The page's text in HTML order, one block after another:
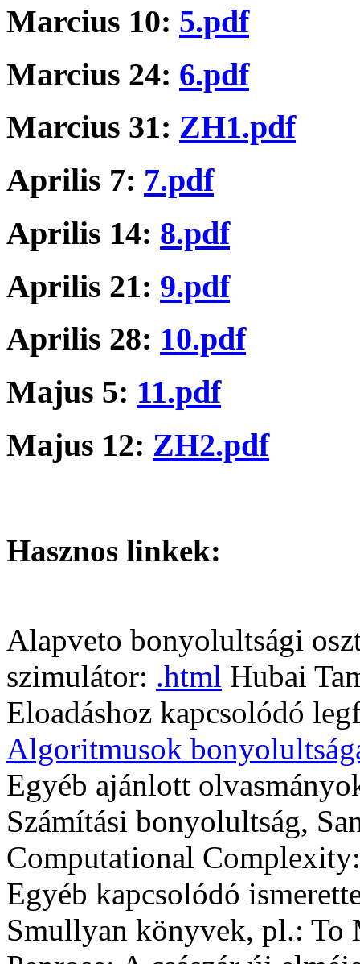
Marcius 10: 5.pdf
Marcius 24: 6.pdf
Marcius 31: ZH1.pdf
Aprilis 7: 7.pdf
Aprilis 14: 8.pdf
Aprilis 21: 9.pdf
Aprilis 28: 10.pdf
Majus 5: 11.pdf
Majus 12: ZH2.pdf
Hasznos linkek:
Alapveto bonyolultsági
szimulátor: .html Hubai
Eloadáshoz kapcsolódó
Algoritmusok
Egyéb ajánlott
Számítási bonyolultság,
Computational
Egyéb kapcsolódó
Smullyan könyvek, pl.: